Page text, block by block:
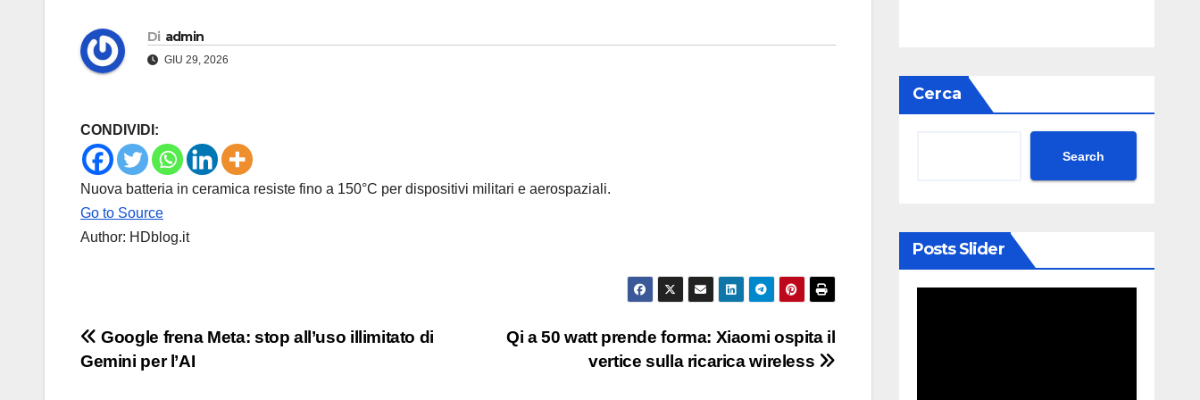
Di admin
GIU 29, 2026
CONDIVIDI:
Nuova batteria in ceramica resiste fino a 150°C per dispositivi militari e aerospaziali.
Go to Source
Author: HDblog.it
Navigazione
articoli
Qi a 50 watt prende forma: Xiaomi ospita il
vertice sulla ricarica wireless
Google frena Meta: stop all’uso illimitato di
Gemini per l’AI
Cerca
Search
Posts Slider